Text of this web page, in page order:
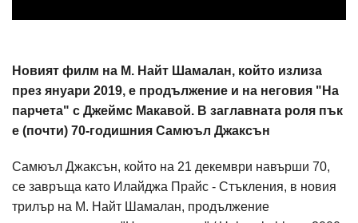
Новият филм на М. Найт Шамалан, който излиза
през януари 2019, е продължение и на неговия "На
парчета" с Джеймс Макавой. В заглавната роля пък
е (почти) 70-годишния Самюъл Джаксън
Самюъл Джаксън, който на 21 декември навърши 70,
се завръща като Илайджа Прайс - Стъкления, в новия
трилър на М. Найт Шамалан, продължение